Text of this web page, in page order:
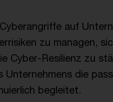
auf
zu managen,
Cyber-Resilienz zu
die
begleitet.